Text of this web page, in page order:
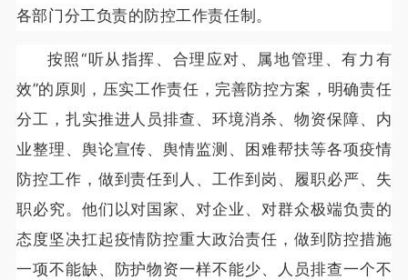
各部门分工负责的防控工作责任制。
按照“听从指挥、合理应对、属地管理、有力有
效”的原则，压实工作责任，完善防控方案，明确责任
分工，扎实推进人员排查、环境消杀、物资保障、内
业整理、舆论宣传、舆情监测、困难帮扶等各项疫情
防控工作，做到责任到人、工作到岗、履职必严、失
职必究。他们以对国家、对企业、对群众极端负责的
态度坚决扛起疫情防控重大政治责任，做到防控措施
一项不能缺、防护物资一样不能少、人员排查一个不